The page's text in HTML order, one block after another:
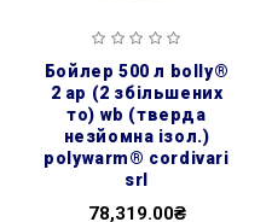
бойлер 500 л bolly®
2 ap (2 збільшених
то) wb (тверда
незйомна ізол.)
polywarm® cordivari
srl
78,319.00₴